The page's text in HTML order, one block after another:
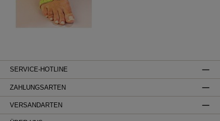
SERVICE-HOTLINE
ZAHLUNGSARTEN
VERSANDARTEN